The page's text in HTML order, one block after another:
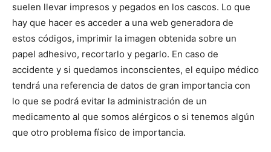
suelen llevar impresos y pegados en los cascos. Lo que
hay que hacer es acceder a una web generadora de
estos códigos, imprimir la imagen obtenida sobre un
papel adhesivo, recortarlo y pegarlo. En caso de
accidente y si quedamos inconscientes, el equipo médico
tendrá una referencia de datos de gran importancia con
lo que se podrá evitar la administración de un
medicamento al que somos alérgicos o si tenemos algún
que otro problema físico de importancia.